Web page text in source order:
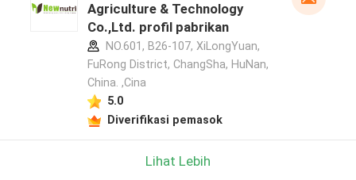
Agriculture & Technology
Co.,Ltd. profil pabrikan
NO.601, B26-107, XiLongYuan,
FuRong District, ChangSha, HuNan,
China. ,Cina
5.0
Diverifikasi pemasok
Lihat Lebih